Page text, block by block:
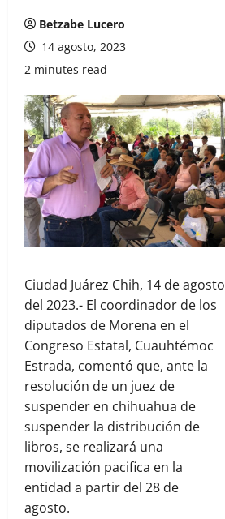
Betzabe Lucero
14 agosto, 2023
2 minutes read
Ciudad Juárez Chih, 14 de agosto
del 2023.- El coordinador de los
diputados de Morena en el
Congreso Estatal, Cuauhtémoc
Estrada, comentó que, ante la
resolución de un juez de
suspender en chihuahua de
suspender la distribución de
libros, se realizará una
movilización pacifica en la
entidad a partir del 28 de
agosto.